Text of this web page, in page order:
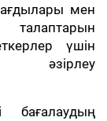
мен
талаптарын
үшін
әзірлеу
бағалаудың